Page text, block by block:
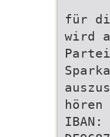
für
wird
hören
IBAN: